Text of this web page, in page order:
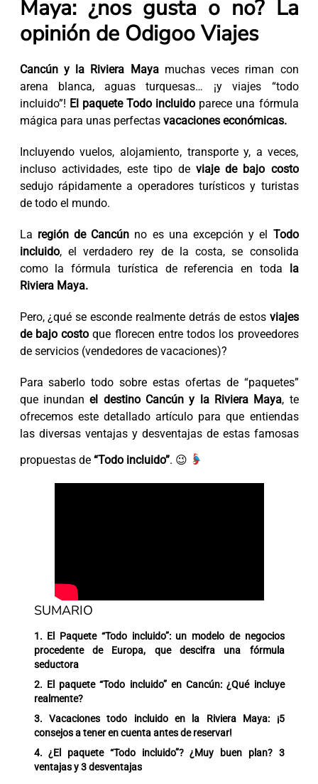
Maya: ¿nos gusta o no? La
opinión de Odigoo Viajes
Cancún y la Riviera Mayamuchas veces riman con
arena blanca, aguas turquesas… ¡y viajes “todo
incluido”! El paquete Todo incluido parece una fórmula
mágica para unas perfectas vacaciones económicas.
Incluyendo vuelos, alojamiento, transporte y, a veces,
incluso actividades, este tipo deviaje de bajo costo
sedujo rápidamente a operadores turísticos y turistas
de todo el mundo.
La región de Cancún no es una excepción y el Todo
incluido, el verdadero rey de la costa, se consolida
como la fórmula turística de referencia en toda la
Riviera Maya.
Pero, ¿qué se esconde realmente detrás de estos viajes
de bajo costo que florecen entre todos los proveedores
de servicios (vendedores de vacaciones)?
Para saberlo todo sobre estas ofertas de “paquetes”
que inundanel destino Cancún y la Riviera Maya, te
ofrecemos este detallado artículo para que entiendas
las diversas ventajas y desventajas de estas famosas
propuestas de “Todo incluido”. 😉
SUMARIO
1. El Paquete “Todo incluido”: un modelo de negocios
procedente de Europa, que descifra una fórmula
seductora
2. El paquete “Todo incluido” en Cancún: ¿Qué incluye
realmente?
3. Vacaciones todo incluido en la Riviera Maya: ¡5
consejos a tener en cuenta antes de reservar!
4. ¿El paquete “Todo incluido”? ¿Muy buen plan? 3
ventajas y 3 desventajas